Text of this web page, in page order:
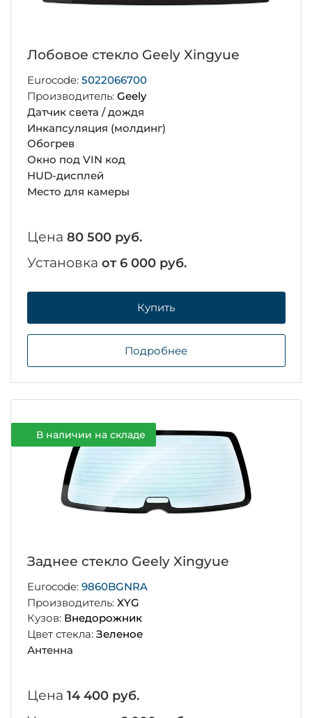
Лобовое стекло Geely Xingyue
Eurocode: 5022066700
Производитель: Geely
Датчик света / дождя
Инкапсуляция (молдинг)
Обогрев
Окно под VIN код
HUD-дисплей
Место для камеры
Цена 80 500 руб.
Установка от 6 000 руб.
Купить
Подробнее
В наличии на складе
Заднее стекло Geely Xingyue
Eurocode: 9860BGNRA
Производитель: XYG
Кузов: Внедорожник
Цвет стекла: Зеленое
Антенна
Цена 14 400 руб.